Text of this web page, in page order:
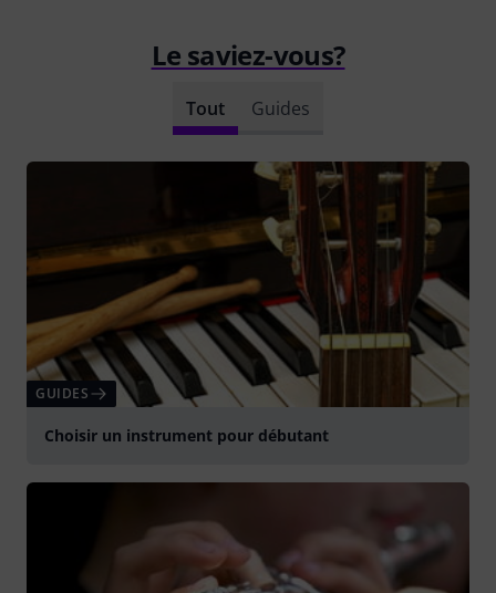
Le saviez-vous?
Tout Guides
GUIDES
Choisir un instrument pour débutant